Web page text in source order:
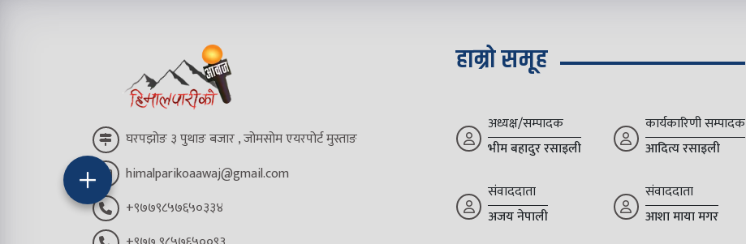
घरपझोङ ३ पुथाङ बजार , जोमसोम एयरपोर्ट मुस्ताङ
himalparikoaawaj@gmail.com
+९७७९८५७६५०३३४
हाम्रो समूह
अध्यक्ष/सम्पादक
भीम बहादुर रसाइली
कार्यकारिणी सम्पादक
आदित्य रसाइली
संवाददाता
अजय नेपाली
संवाददाता
आशा माया मगर